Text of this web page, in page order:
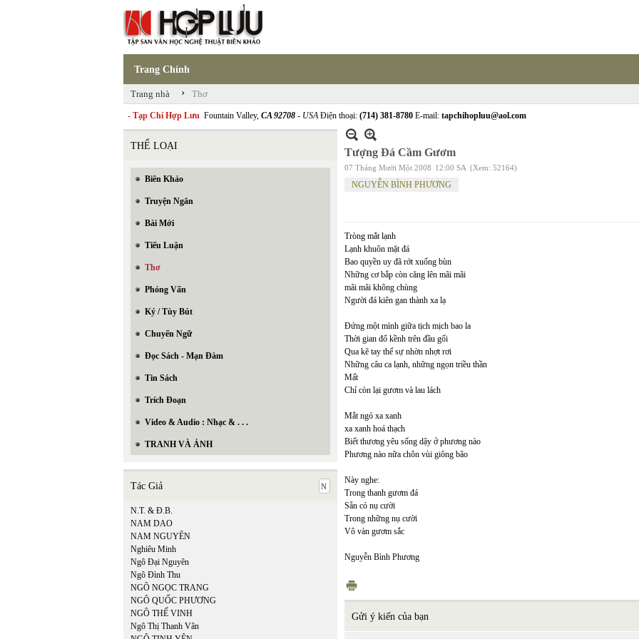
Trang Chính
Trang nhà › Thơ
- Tạp Chí Hợp Lưu Fountain Valley, CA 92708 - USAĐiện thoại: (714) 381-8780 E-mail: tapchihopluu@aol.com
THỂ LOẠI
Biên Khảo
Truyện Ngắn
Bài Mới
Tiểu Luận
Thơ
Phỏng Vấn
Ký / Tùy Bút
Chuyển Ngữ
Đọc Sách - Mạn Đàm
Tin Sách
Trích Đoạn
Video & Audio : Nhạc & . . .
TRANH VÀ ẢNH
Tác Giả
N.T. & Đ.B.
NAM DAO
NAM NGUYÊN
Nghiêu Minh
Ngô Đại Nguyên
Ngô Đình Thu
NGÔ NGỌC TRANG
NGÔ QUỐC PHƯƠNG
NGÔ THẾ VINH
Ngô Thị Thanh Vân
Tượng Đá Cầm Gươm
07 Tháng Mười Một 2008 12:00 SA (Xem: 52164)
NGUYỄN BÌNH PHƯƠNG
Tròng mắt lạnh
Lạnh khuôn mặt đá
Bao quyền uy đã rớt xuống bùn
Những cơ bắp còn căng lên mãi mãi
mãi mãi không chùng
Người đá kiên gan thành xa lạ
Đứng một mình giữa tịch mịch bao la
Thời gian đổ kềnh trên đầu gối
Qua kẽ tay thế sự nhờn nhợt rơi
Những câu ca lạnh, những ngọn triều thần
Mất
Chỉ còn lại gươm và lau lách
Mắt ngó xa xanh
xa xanh hoá thạch
Biết thương yêu sống dậy ở phương nào
Phương nào nữa chôn vùi giông bão
Này nghe:
Trong thanh gươm đá
Sẵn có nụ cười
Trong những nụ cười
Vô vàn gươm sắc
Nguyễn Bình Phương
Gửi ý kiến của bạn